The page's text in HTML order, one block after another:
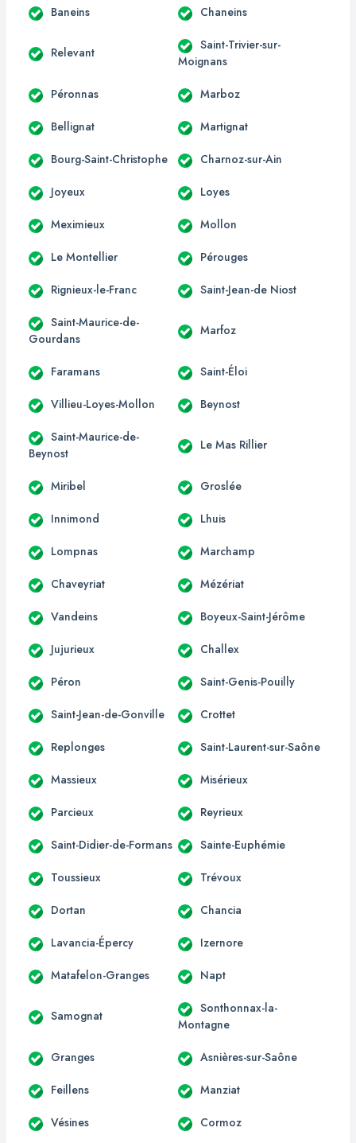
Baneins Chaneins
Relevant
Saint-Trivier-sur-
Moignans
Péronnas Marboz
Bellignat Martignat
Bourg-Saint-Christophe Charnoz-sur-Ain
Joyeux Loyes
Meximieux Mollon
Le Montellier Pérouges
Rignieux-le-Franc Saint-Jean-de Niost
Saint-Maurice-de-
Gourdans
Marfoz
Faramans Saint-Éloi
Villieu-Loyes-Mollon Beynost
Saint-Maurice-de-
Beynost
Le Mas Rillier
Miribel Groslée
Innimond Lhuis
Lompnas Marchamp
Chaveyriat Mézériat
Vandeins Boyeux-Saint-Jérôme
Jujurieux Challex
Péron Saint-Genis-Pouilly
Saint-Jean-de-Gonville Crottet
Replonges Saint-Laurent-sur-Saône
Massieux Misérieux
Parcieux Reyrieux
Saint-Didier-de-Formans Sainte-Euphémie
Toussieux Trévoux
Dortan Chancia
Lavancia-Épercy Izernore
Matafelon-Granges Napt
Samognat
Sonthonnax-la-
Montagne
Granges Asnières-sur-Saône
Feillens Manziat
Vésines Cormoz